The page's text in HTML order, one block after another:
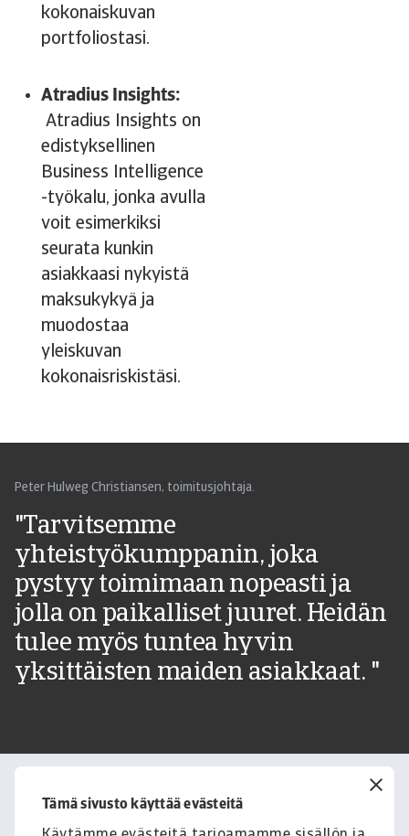
Tämä sivusto käyttää evästeitä
kokonaiskuvan
portfoliostasi.
Atradius Insights:
Atradius Insights on
edistyksellinen
Business Intelligence
-työkalu, jonka avulla
voit esimerkiksi
seurata kunkin
asiakkaasi nykyistä
maksukykyä ja
muodostaa
yleiskuvan
kokonaisriskistäsi.
Peter Hulweg Christiansen, toimitusjohtaja.
"Tarvitsemme
yhteistyökumppanin, joka
pystyy toimimaan nopeasti ja
jolla on paikalliset juuret. Heidän
tulee myös tuntea hyvin
yksittäisten maiden asiakkaat. "
Ota yhteyttä
Ota yhteyttä, jos sinulla on